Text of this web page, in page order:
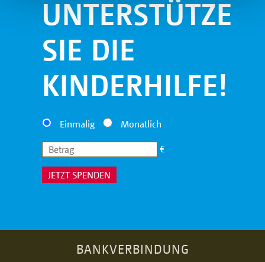
UNTERSTÜTZEN
SIE DIE
KINDERHILFE!
Einmalig Monatlich
€
JETZT SPENDEN
BANKVERBINDUNG